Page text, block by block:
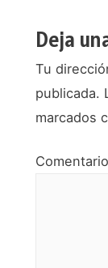
Deja
Tu
publicada.
marcados
Comentario